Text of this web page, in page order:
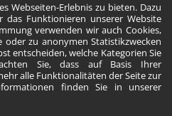
Webseiten-Erlebnis zu bieten. Dazu
Funktionieren unserer Website
verwenden wir auch Cookies,
zu anonymen Statistikzwecken
entscheiden, welche Kategorien Sie
Sie, dass auf Basis Ihrer
alle Funktionalitäten der Seite zur
finden Sie in unserer